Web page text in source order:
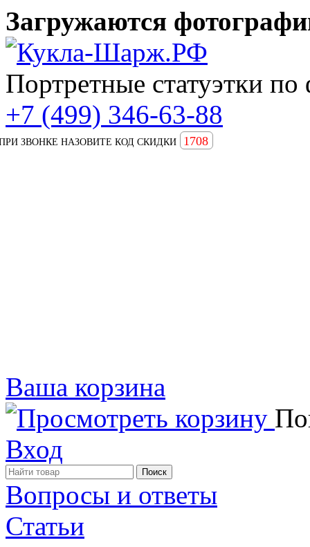
Загружаются
Портретные статуэтки по
+7 (499) 346-63-88
ЗВОНКЕ НАЗОВИТЕ КОД СКИДКИ 1708
Ваша корзина
Вход
Вопросы и ответы
Статьи